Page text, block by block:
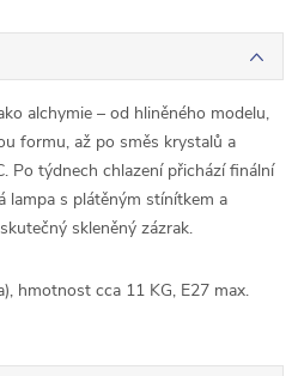
alchymie – od hliněného modelu,
formu, až po směs krystalů a
Po týdnech chlazení přichází finální
lampa s plátěným stínítkem a
skleněný zázrak.
hmotnost cca 11 KG, E27 max.